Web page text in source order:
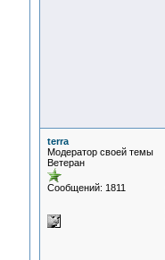
terra
Модератор своей темы
Ветеран
Сообщений: 1811